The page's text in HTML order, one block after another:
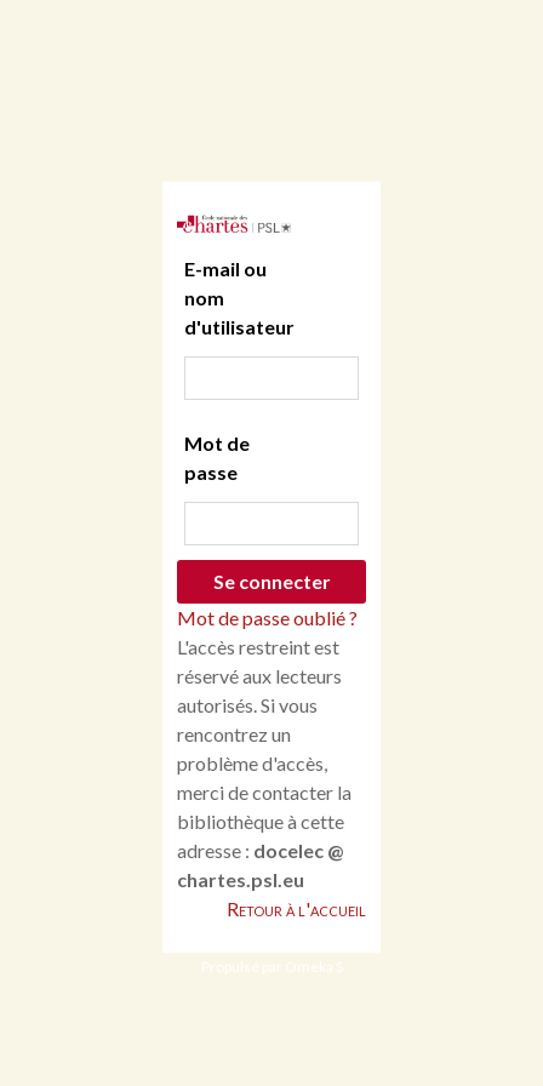
E-mail ou
nom
d'utilisateur
Mot de
passe
Mot de passe oublié ?
L'accès restreint est
réservé aux lecteurs
autorisés. Si vous
rencontrez un
problème d'accès,
merci de contacter la
bibliothèque à cette
adresse : docelec @
chartes.psl.eu
Retour à l'accueil
Propulsé par Omeka S